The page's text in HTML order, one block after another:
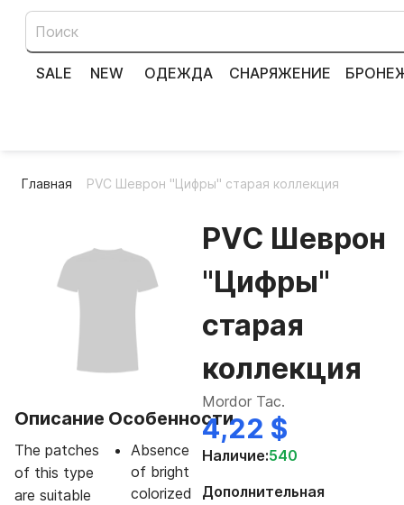
SALE NEW ОДЕЖДА СНАРЯЖЕНИЕ
Главная PVC Шеврон "Цифры" старая коллекция
Описание
The patches
of this type
are suitable
Особенности
Absence
of bright
colorized
PVC Шеврон
"Цифры"
старая
коллекция
Mordor Tac.
4,22 $
Наличие:540
Дополнительная